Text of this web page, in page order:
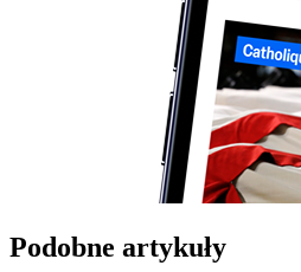
Podobne artykuły